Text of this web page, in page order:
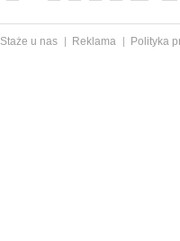
Staże u nas Reklama
Polityka